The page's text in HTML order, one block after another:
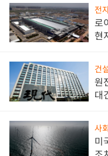
전
로
현
건
원
대
사회
미